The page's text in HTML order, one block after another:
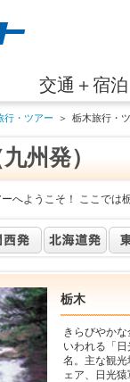
交通＋宿泊
行・ツアー ＞ 栃木旅行・
州発）
へようこそ！ ここでは
栃木
きらびやか
いわれる「
名。主な観
ェア、日光